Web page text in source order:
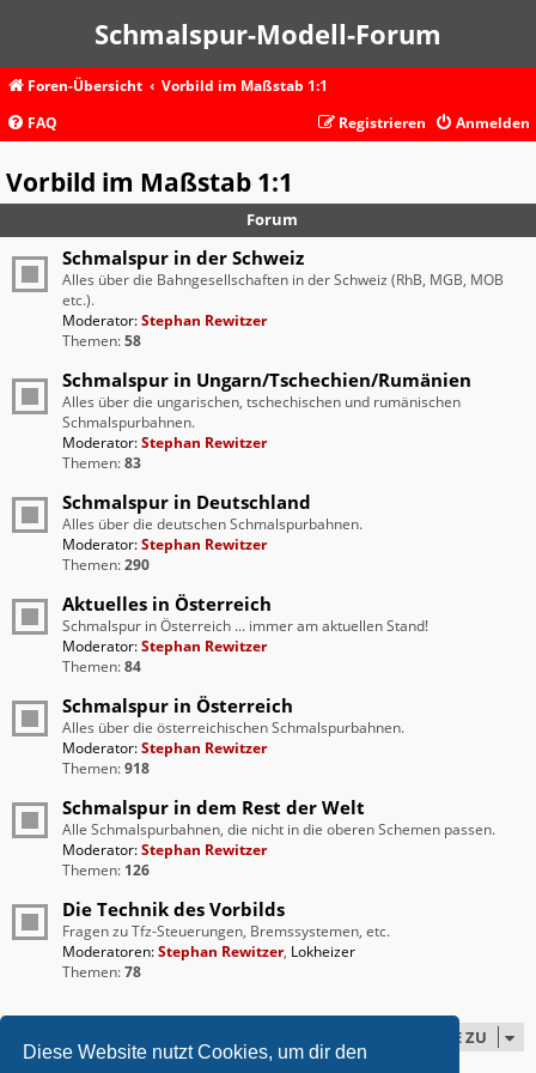
Diese Website nutzt Cookies, um dir den
Schmalspur-Modell-Forum
Foren-Übersicht
Vorbild im Maßstab 1:1
FAQ
Anmelden
Registrieren
Vorbild im Maßstab 1:1
Forum
Schmalspur in der Schweiz
Alles über die Bahngesellschaften in der Schweiz (RhB, MGB, MOB
etc.).
Moderator:Stephan Rewitzer
Themen:58
Schmalspur in Ungarn/Tschechien/Rumänien
Alles über die ungarischen, tschechischen und rumänischen
Schmalspurbahnen.
Moderator:Stephan Rewitzer
Themen:83
Schmalspur in Deutschland
Alles über die deutschen Schmalspurbahnen.
Moderator:Stephan Rewitzer
Themen:290
Aktuelles in Österreich
Schmalspur in Österreich ... immer am aktuellen Stand!
Moderator:Stephan Rewitzer
Themen:84
Schmalspur in Österreich
Alles über die österreichischen Schmalspurbahnen.
Moderator:Stephan Rewitzer
Themen:918
Schmalspur in dem Rest der Welt
Alle Schmalspurbahnen, die nicht in die oberen Schemen passen.
Moderator:Stephan Rewitzer
Themen: 126
Die Technik des Vorbilds
Fragen zu Tfz-Steuerungen, Bremssystemen, etc.
Moderatoren:Stephan Rewitzer, Lokheizer
Themen:78
GEHE ZU